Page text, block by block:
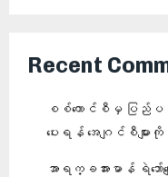
Recent
စစ်ကောင်စီမှ ပြည်ပ
ပေးရန် အေဂျင်စီများကို ဖိ
အာရက္ခအားမာန် ရဲဘော်